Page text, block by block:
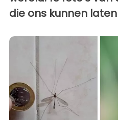
die ons kunnen